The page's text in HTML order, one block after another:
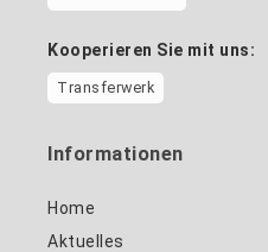
Kooperieren Sie mit uns:
Transferwerk
Informationen
Home
Aktuelles